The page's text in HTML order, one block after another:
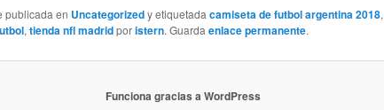
publicada en Uncategorizedy etiquetadacamiseta de futbol argentina 2018,
,tienda nfl madridporistern. Guardaenlace permanente.
Funciona gracias a WordPress